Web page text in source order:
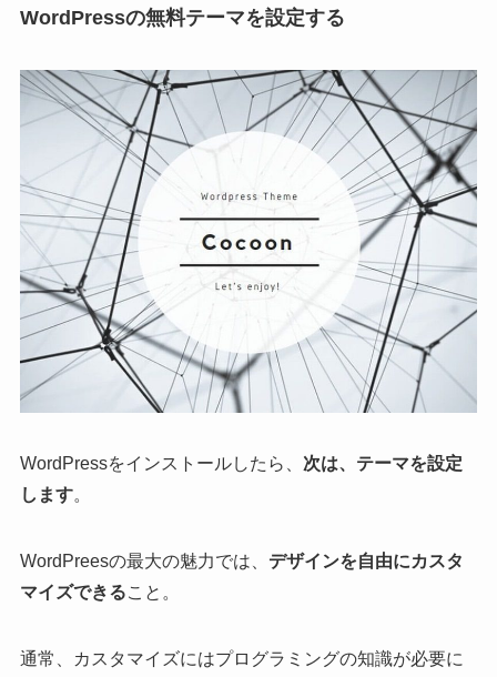
WordPressの無料テーマを設定する
WordPressをインストールしたら、 次は、テーマを設定
します。
WordPreesの最大の魅力では、 デザインを自由にカスタ
マイズできること。
通常、カスタマイズにはプログラミングの知識が必要に